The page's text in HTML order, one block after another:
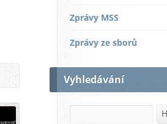
Zprávy MSS
Zprávy ze sborů
Vyhledávání